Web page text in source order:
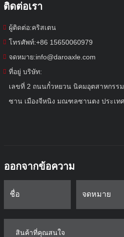
ติดต่อเรา
ผู้ติดต่อ:คริสเตน
โทรศัพท์:+86 15650060979
จดหมาย:info@daroaxle.com
ที่อยู่ บริษัท:
เลขที่ 2 ถนนกั๋วหยวน นิคมอุตสาหกรรม
ซาน เมืองจีหนิง มณฑลซานตง ประเท
ออกจากข้อความ